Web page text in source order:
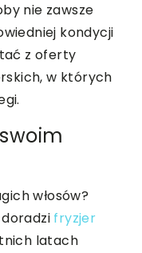
nie zawsze
kondycji
z oferty
w których
włosów?
fryzjer
latach